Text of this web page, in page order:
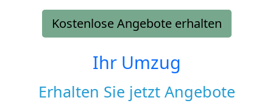
Kostenlose Angebote erhalten
Ihr Umzug
Erhalten Sie jetzt Angebote